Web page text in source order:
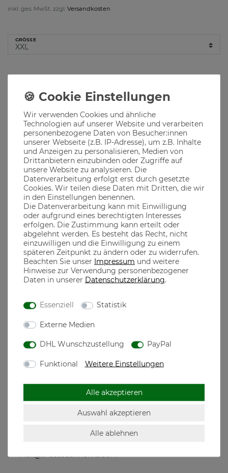
inkl. ges. MwSt. zzgl. Versandkosten
GRÖSSE
Hinzufügen
Lieferzeit 1-3 Werktage
Produktbeschreibung
Das Reinheitsgebot, das wohl wichtigste Gesetz in Bayern, von
Mönchen geliebt und gelebt
Ob im Biergarten, auf dem Oktoberfest oder in den
bayerischen Bergen, unsere Klamotten passen immer
Material
aus 100% Baumwolle gefertigt, dadurch ist ein optimaler
Tragekomfort garantiert
the casual MONKS
The casual Monks steht für qualitativ hochwertige Mode
designed in München, dem Herzen Bayerns
neben der Tracht in seiner Freizeit zeigen will
Hersteller: The casual Monks GmbH, Westendstr.
mail@thecasualmonks.com
Wir verwenden Cookies und ähnliche
Technologien auf unserer Website und verarbeiten
personenbezogene Daten von Besucher:innen
unserer Webseite (z.B. IP-Adresse), um z.B. Inhalte
und Anzeigen zu personalisieren, Medien von
Drittanbietern einzubinden oder Zugriffe auf
unsere Website zu analysieren. Die
Datenverarbeitung erfolgt erst durch gesetzte
Cookies. Wir teilen diese Daten mit Dritten, die wir
in den Einstellungen benennen.
Die Datenverarbeitung kann mit Einwilligung
oder aufgrund eines berechtigten Interesses
erfolgen. Die Zustimmung kann erteilt oder
abgelehnt werden. Es besteht das Recht, nicht
einzuwilligen und die Einwilligung zu einem
späteren Zeitpunkt zu ändern oder zu widerrufen.
Beachten Sie unser Impressum und weitere
Hinweise zur Verwendung personenbezogener
Daten in unserer Daten­schutz­erklärung.
Essenziell Statistik
Externe Medien
DHL Wunschzustellung PayPal
Funktional Weitere Einstellungen
Alle akzeptieren
Auswahl akzeptieren
Alle ablehnen